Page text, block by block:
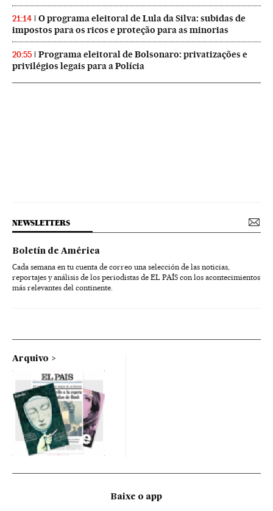
21:14
O programa eleitoral de Lula da Silva: subidas de
impostos para os ricos e proteção para as minorias
20:55
Programa eleitoral de Bolsonaro: privatizações e
privilégios legais para a Polícia
NEWSLETTERS
Boletín de América
Cada semana en tu cuenta de correo una selección de las noticias,
reportajes y análisis de los periodistas de EL PAÍS con los acontecimientos
más relevantes del continente.
Arquivo
Baixe o app